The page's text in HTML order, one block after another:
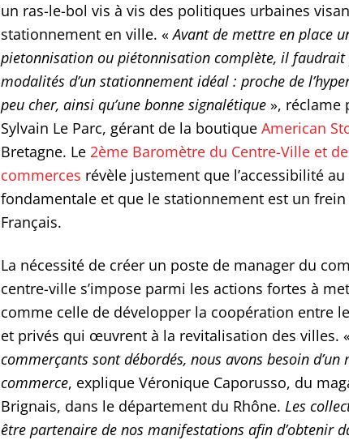
un ras-le-bol vis à vis des politiques urbaines
stationnement en ville. «Avant de mettre en place
pietonnisation ou piétonnisation complète, il faudrait
modalités d’un stationnement idéal : proche de
peu cher, ainsi qu’une bonne signalétique», réclame
Sylvain Le Parc, gérant de la boutique American
Bretagne. Le 2ème Baromètre du Centre-Ville et
commerces révèle justement que l’accessibilité
fondamentale et que le stationnement est un frein
Français.
La nécessité de créer un poste de manager du
centre-ville s’impose parmi les actions fortes à
comme celle de développer la coopération entre
et privés qui œuvrent à la revitalisation des villes. «
commerçants sont débordés, nous avons besoin d’un
commerce, explique Véronique Caporusso, du
Brignais, dans le département du Rhône. Les
être partenaire de nos manifestations afin d’obtenir